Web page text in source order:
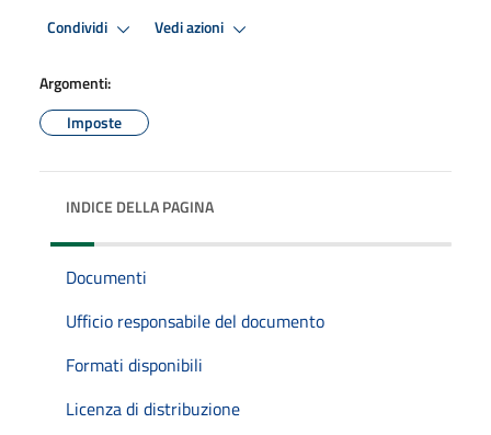
Condividi Vedi azioni
Argomenti:
Imposte
INDICE DELLA PAGINA
Documenti
Ufficio responsabile del documento
Formati disponibili
Licenza di distribuzione